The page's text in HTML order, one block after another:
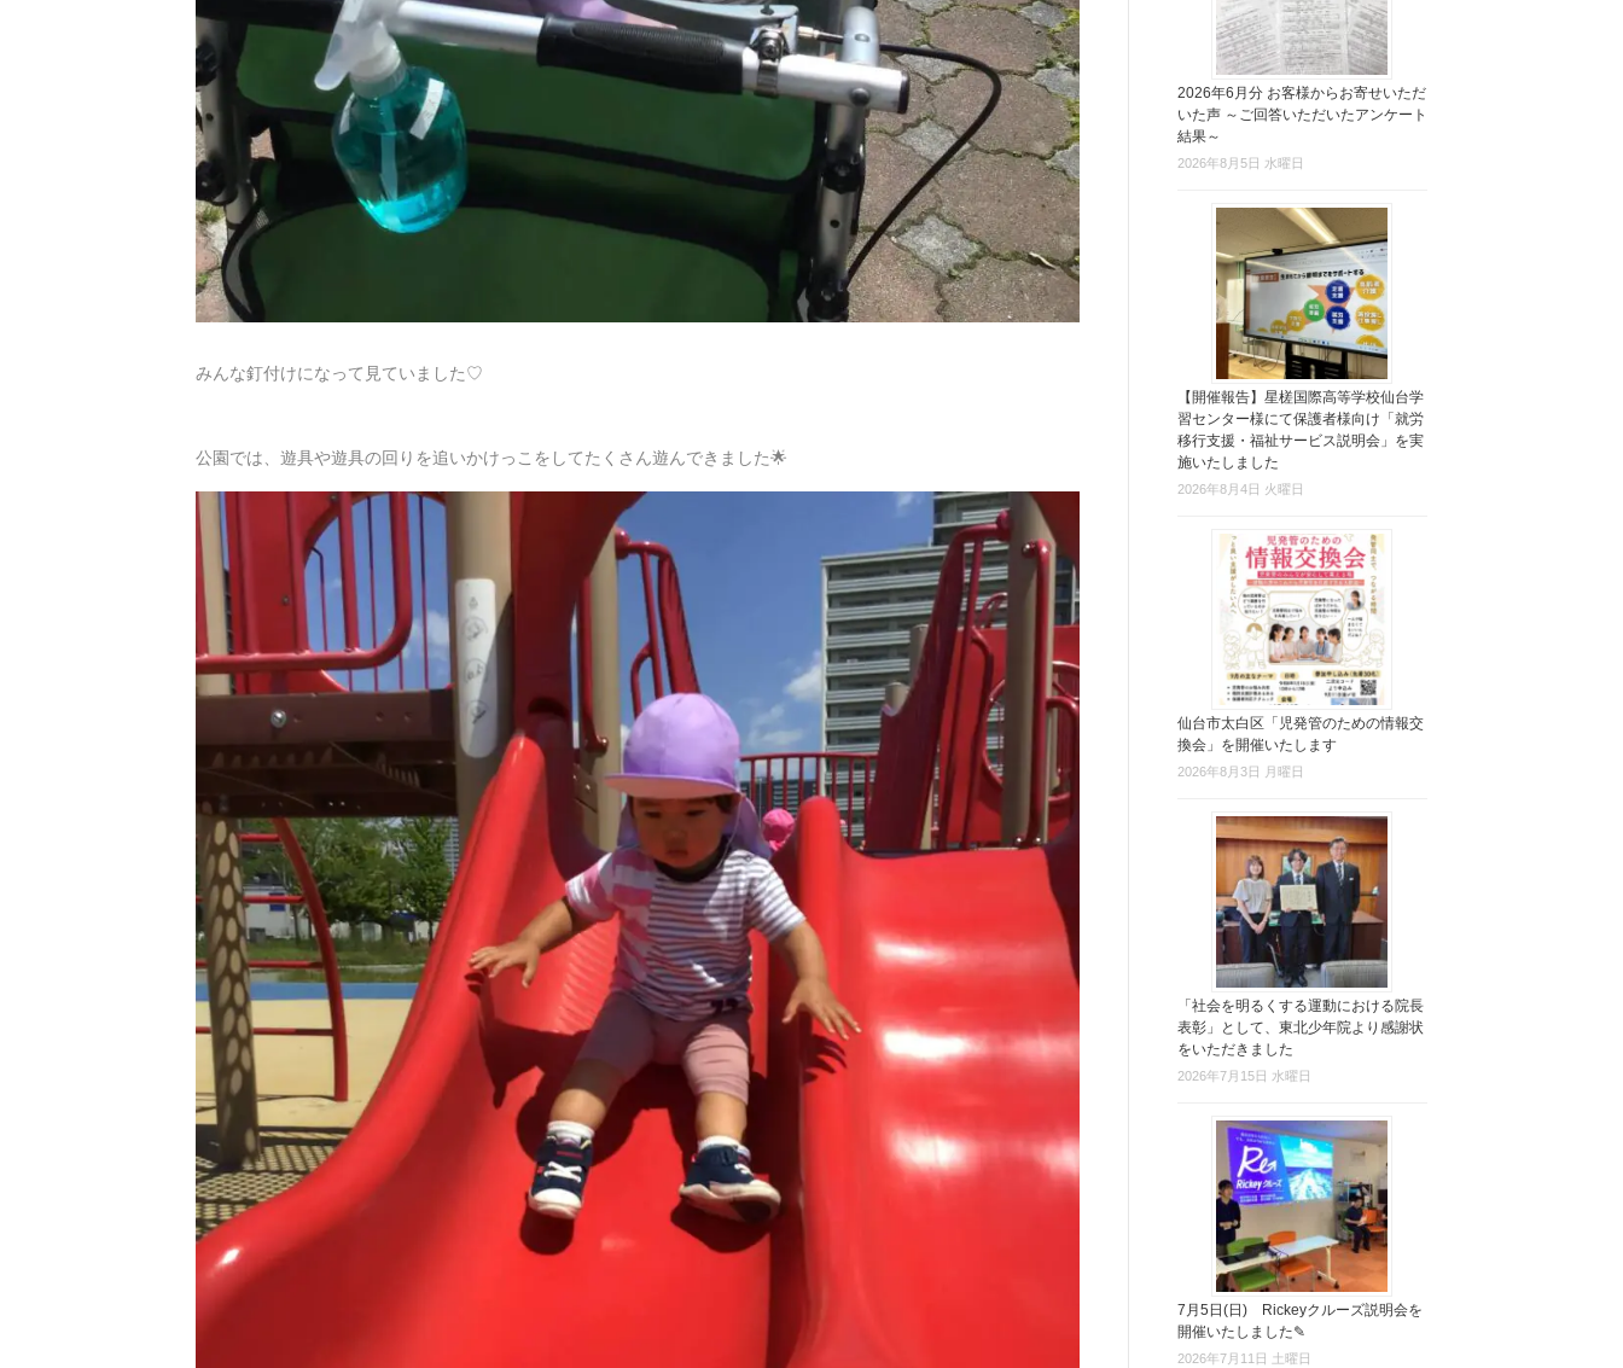
みんな釘付けになって見ていました♡
公園では、遊具や遊具の回りを追いかけっこをしてたくさん遊んできました🌟
2026年6月分 お客様からお寄せいただ
いた声 ～ご回答いただいたアンケート
結果～
2026年8月5日 水曜日
【開催報告】星槎国際高等学校仙台学
習センター様にて保護者様向け「就労
移行支援・福祉サービス説明会」を実
施いたしました
2026年8月4日 火曜日
仙台市太白区「児発管のための情報交
換会」を開催いたします
2026年8月3日 月曜日
「社会を明るくする運動における院長
表彰」として、東北少年院より感謝状
をいただきました
2026年7月15日 水曜日
7月5日(日) Rickeyクルーズ説明会を
開催いたしました✎
2026年7月11日 土曜日